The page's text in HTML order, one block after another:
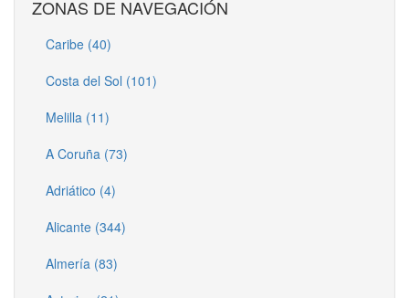
ZONAS DE NAVEGACIÓN
Caribe (40)
Costa del Sol (101)
Melilla (11)
A Coruña (73)
Adriático (4)
Alicante (344)
Almería (83)